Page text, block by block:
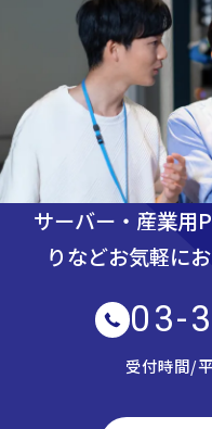
サーバー・産業用
りなどお気軽に
03-
受付時間/